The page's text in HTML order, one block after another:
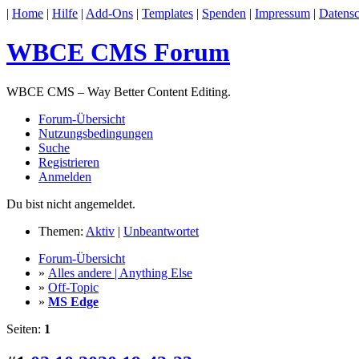
| Home | Hilfe | Add-Ons | Templates | Spenden | Impressum |
WBCE CMS Forum
WBCE CMS – Way Better Content Editing.
Forum-Übersicht
Nutzungsbedingungen
Suche
Registrieren
Anmelden
Du bist nicht angemeldet.
Themen: Aktiv | Unbeantwortet
Forum-Übersicht
» Alles andere | Anything Else
» Off-Topic
» MS Edge
Seiten: 1